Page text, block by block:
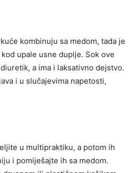
kombinuju sa medom, tada je
upale usne duplje. Sok ove
a ima i laksativno dejstvo.
i u slučajevima napetosti,
u multipraktiku, a potom ih
i pomiješajte ih sa medom.